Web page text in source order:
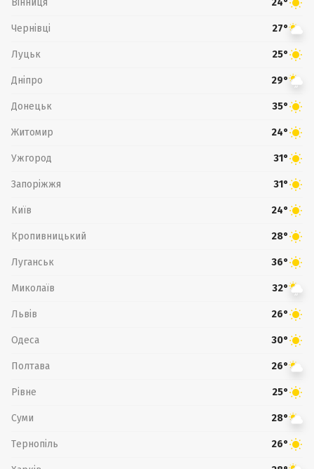
24°
Чернівці 27°
Луцьк 25°
Дніпро 29°
Донецьк 35°
Житомир 24°
Ужгород 31°
Запоріжжя 31°
Київ 24°
Кропивницький 28°
Луганськ 36°
Миколаїв 32°
Львів 26°
Одеса 30°
Полтава 26°
Рівне 25°
Суми 28°
Тернопіль 26°